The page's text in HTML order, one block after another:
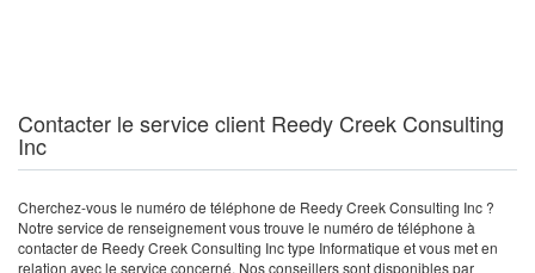
Contacter le service client Reedy Creek Consulting
Inc
Cherchez-vous le numéro de téléphone de Reedy Creek Consulting Inc ?
Notre service de renseignement vous trouve le numéro de téléphone à
contacter de Reedy Creek Consulting Inc type Informatique et vous met en
relation avec le service concerné. Nos conseillers sont disponibles par